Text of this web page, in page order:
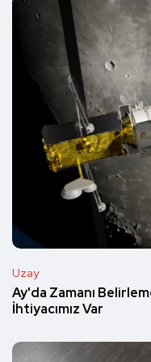
Uzay
Ay'da Zamanı
İhtiyacımız Var